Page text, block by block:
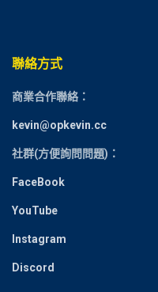
聯絡方式
商業合作聯絡：
kevin@opkevin.cc
社群(方便詢問問題)：
FaceBook
YouTube
Instagram
Discord